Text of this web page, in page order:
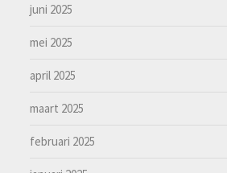
juni 2025
mei 2025
april 2025
maart 2025
februari 2025